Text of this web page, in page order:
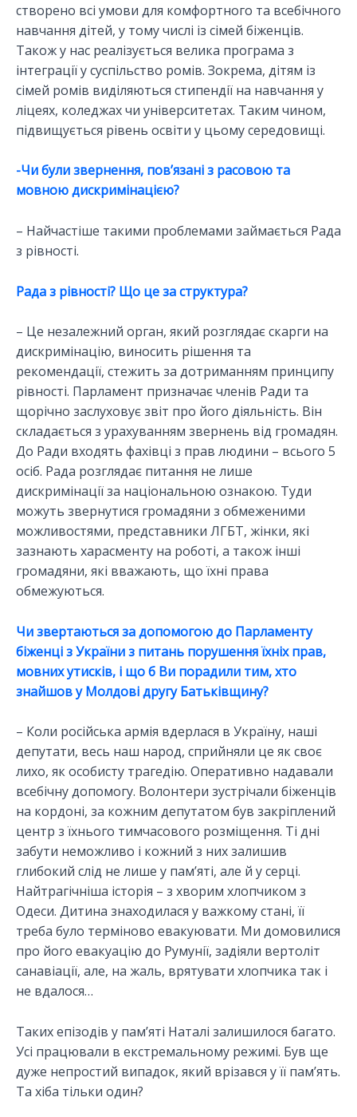
створено всі умови для комфортного та всебічного
навчання дітей, у тому числі із сімей біженців.
Також у нас реалізується велика програма з
інтеграції у суспільство ромів. Зокрема, дітям із
сімей ромів виділяються стипендії на навчання у
ліцеях, коледжах чи університетах. Таким чином,
підвищується рівень освіти у цьому середовищі.
-Чи були звернення, пов’язані з расовою та
мовною дискримінацією?
– Найчастіше такими проблемами займається Рада
з рівності.
Рада з рівності? Що це за структура?
– Це незалежний орган, який розглядає скарги на
дискримінацію, виносить рішення та
рекомендації, стежить за дотриманням принципу
рівності. Парламент призначає членів Ради та
щорічно заслуховує звіт про його діяльність. Він
складається з урахуванням звернень від громадян.
До Ради входять фахівці з прав людини – всього 5
осіб. Рада розглядає питання не лише
дискримінації за національною ознакою. Туди
можуть звернутися громадяни з обмеженими
можливостями, представники ЛГБТ, жінки, які
зазнають харасменту на роботі, а також інші
громадяни, які вважають, що їхні права
обмежуються.
Чи звертаються за допомогою до Парламенту
біженці з України з питань порушення їхніх прав,
мовних утисків, і що б Ви порадили тим, хто
знайшов у Молдові другу Батьківщину?
– Коли російська армія вдерлася в Україну, наші
депутати, весь наш народ, сприйняли це як своє
лихо, як особисту трагедію. Оперативно надавали
всебічну допомогу. Волонтери зустрічали біженців
на кордоні, за кожним депутатом був закріплений
центр з їхнього тимчасового розміщення. Ті дні
забути неможливо і кожний з них залишив
глибокий слід не лише у пам’яті, але й у серці.
Найтрагічніша історія – з хворим хлопчиком з
Одеси. Дитина знаходилася у важкому стані, її
треба було терміново евакуювати. Ми домовилися
про його евакуацію до Румунії, задіяли вертоліт
санавіації, але, на жаль, врятувати хлопчика так і
не вдалося…
Таких епізодів у пам’яті Наталі залишилося багато.
Усі працювали в екстремальному режимі. Був ще
дуже непростий випадок, який врізався у її пам’ять.
Та хіба тільки один?